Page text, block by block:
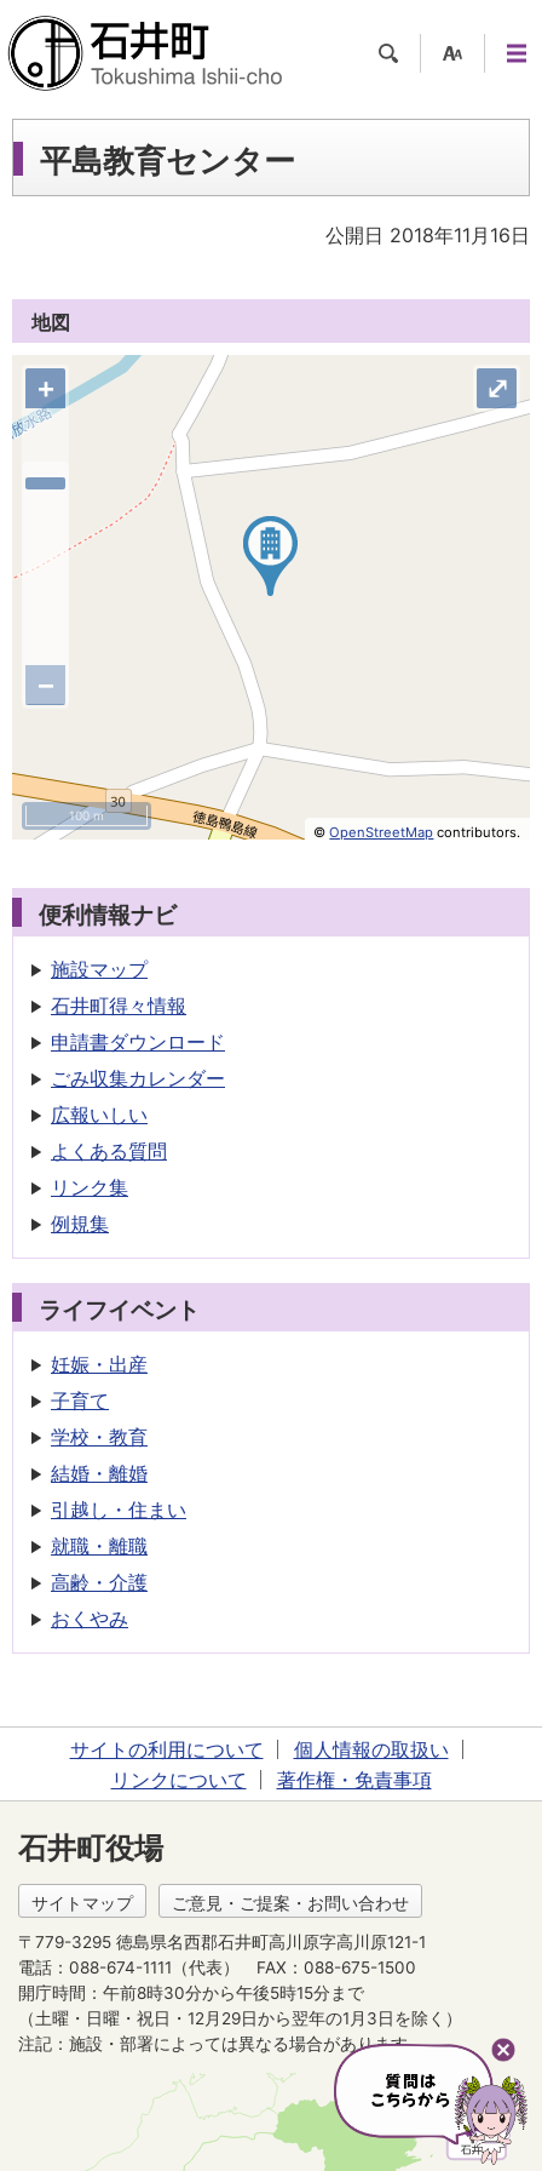
ツー
ュー
平島教育センター
公開日 2018年11月16日
地図
+
−
©OpenStreetMap contributors.
100 m
⤢
便利情報ナビ
施設マップ
石井町得々情報
申請書ダウンロード
ごみ収集カレンダー
広報いしい
よくある質問
リンク集
例規集
ライフイベント
妊娠・出産
子育て
学校・教育
結婚・離婚
引越し・住まい
就職・離職
高齢・介護
おくやみ
サイトの利用について
個人情報の取扱い
リンクについて
著作権・免責事項
石井町役場
サイトマップ ご意見・ご提案・お問い合わせ
〒779-3295 徳島県名西郡石井町高川原字高川原121-1
電話：088-674-1111（代表）
FAX：088-675-1500
開庁時間：午前8時30分から午後5時15分まで
（土曜・日曜・祝日・12月29日から翌年の1月3日を除く）
注記：施設・部署によっては異なる場合があります。